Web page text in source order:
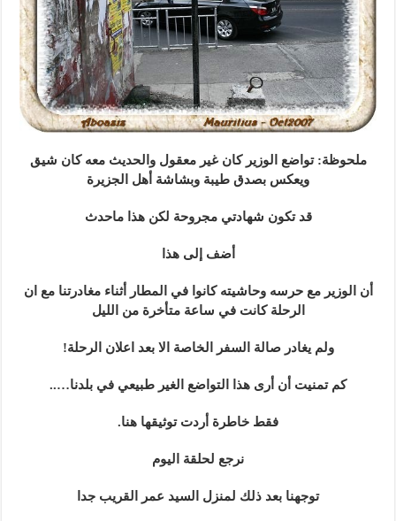
ملحوظة: تواضع الوزير كان غير معقول والحديث معه كان شيق
ويعكس بصدق طيبة وبشاشة أهل الجزيرة
قد تكون شهادتي مجروحة لكن هذا ماحدث
أضف إلى هذا
أن الوزير مع حرسه وحاشيته كانوا في المطار أثناء مغادرتنا مع ان
الرحلة كانت في ساعة متأخرة من الليل
ولم يغادر صالة السفر الخاصة الا بعد اعلان الرحلة!
كم تمنيت أن أرى هذا التواضع الغير طبيعي في بلدنا…..
فقط خاطرة أردت توثيقها هنا.
نرجع لحلقة اليوم
توجهنا بعد ذلك لمنزل السيد عمر القريب جدا